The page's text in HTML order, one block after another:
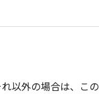
以外の場合は、この